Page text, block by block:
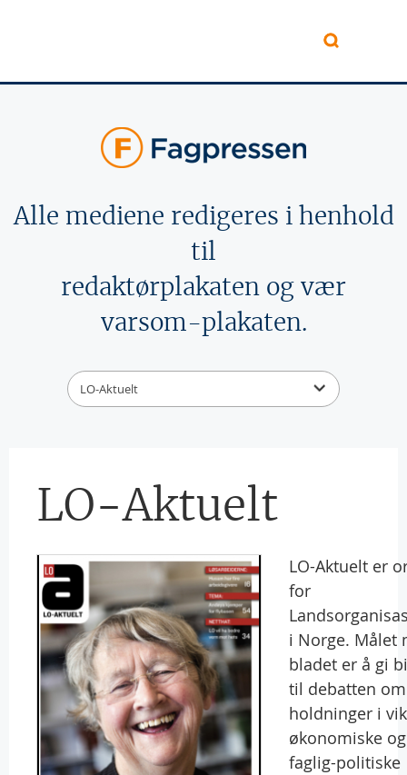
Alle mediene redigeres i henhold
til
redaktørplakaten og vær
varsom-plakaten.
LO-Aktuelt
LO-Aktuelt
LO-Aktuelt er
for
i Norge. Målet
bladet er å gi
til debatten
holdninger i
økonomiske og
faglig-politiske